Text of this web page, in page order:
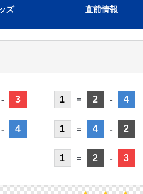
ズ 直前情報
- 3
- 4
1 = 2 - 4
1 = 4 - 2
1 = 2 - 3